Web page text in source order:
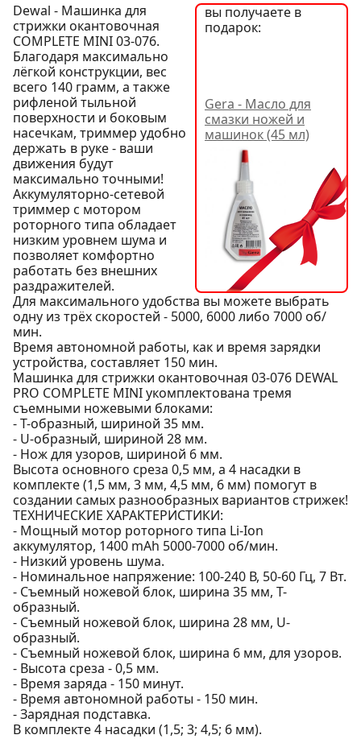
вы получаете в
подарок:
Gera - Масло для
смазки ножей и
машинок (45 мл)
Dewal - Машинка для
стрижки окантовочная
COMPLETE MINI 03-076.
Благодаря максимально
лёгкой конструкции, вес
всего 140 грамм, а также
рифленой тыльной
поверхности и боковым
насечкам, триммер удобно
держать в руке - ваши
движения будут
максимально точными!
Аккумуляторно-сетевой
триммер с мотором
роторного типа обладает
низким уровнем шума и
позволяет комфортно
работать без внешних
раздражителей.
Для максимального удобства вы можете выбрать
одну из трёх скоростей - 5000, 6000 либо 7000 об/
мин.
Время автономной работы, как и время зарядки
устройства, составляет 150 мин.
Машинка для стрижки окантовочная 03-076 DEWAL
PRO COMPLETE MINI укомплектована тремя
съемными ножевыми блоками:
- Т-образный, шириной 35 мм.
- U-образный, шириной 28 мм.
- Нож для узоров, шириной 6 мм.
Высота основного среза 0,5 мм, а 4 насадки в
комплекте (1,5 мм, 3 мм, 4,5 мм, 6 мм) помогут в
создании самых разнообразных вариантов стрижек!
ТЕХНИЧЕСКИЕ ХАРАКТЕРИСТИКИ:
- Мощный мотор роторного типа Li-Ion
аккумулятор, 1400 mAh 5000-7000 об/мин.
- Низкий уровень шума.
- Номинальное напряжение: 100-240 В, 50-60 Гц, 7 Вт.
- Съемный ножевой блок, ширина 35 мм, Т-
образный.
- Съемный ножевой блок, ширина 28 мм, U-
образный.
- Съемный ножевой блок, ширина 6 мм, для узоров.
- Высота среза - 0,5 мм.
- Время заряда - 150 минут.
- Время автономной работы - 150 мин.
- Зарядная подставка.
В комплекте 4 насадки (1,5; 3; 4,5; 6 мм).